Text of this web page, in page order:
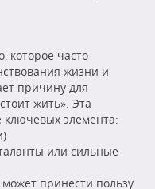
которое часто
жизни и
причину для
жить». Эта
ключевых элемента:
или сильные
принести пользу